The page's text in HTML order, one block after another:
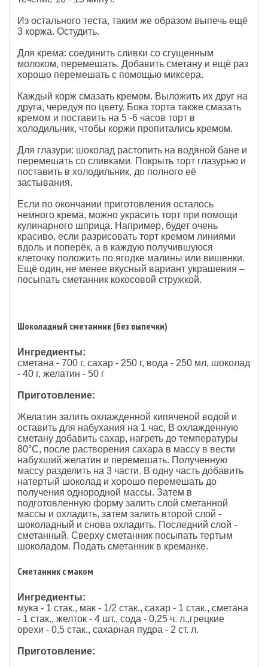
Из остального теста, таким же образом выпечь ещё
3 коржа. Остудить.
Для крема: соединить сливки со сгущенным
молоком, перемешать. Добавить сметану и ещё раз
хорошо перемешать с помощью миксера.
Каждый корж смазать кремом. Выложить их друг на
друга, чередуя по цвету. Бока торта также смазать
кремом и поставить на 5 -6 часов торт в
холодильник, чтобы коржи пропитались кремом.
Для глазури: шоколад растопить на водяной бане и
перемешать со сливками. Покрыть торт глазурью и
поставить в холодильник, до полного её
застывания.
Если по окончании приготовления осталось
немного крема, можно украсить торт при помощи
кулинарного шприца. Например, будет очень
красиво, если разрисовать торт кремом линиями
вдоль и поперёк, а в каждую получившуюся
клеточку положить по ягодке малины или вишенки.
Ещё один, не менее вкусный вариант украшения –
посыпать сметанник кокосовой стружкой.
Шоколадный сметанник (без выпечки)
Ингредиенты:
сметана - 700 г, сахар - 250 г, вода - 250 мл, шоколад
- 40 г, желатин - 50 г
Приготовление:
Желатин залить охлажденной кипяченой водой и
оставить для набухания на 1 час, В охлажденную
сметану добавить сахар, нагреть до температуры
80°С, после растворения сахара в массу в вести
набухший желатин и перемешать. Полученную
массу разделить на 3 части. В одну часть добавить
натертый шоколад и хорошо перемешать до
получения однородной массы. Затем в
подготовленную форму залить слой сметанной
массы и охладить, затем залить второй слой -
шоколадный и снова охладить. Последний слой -
сметанный. Сверху сметанник посыпать тертым
шоколадом. Подать сметанник в креманке.
Сметанник с маком
Ингредиенты:
мука - 1 стак., мак - 1/2 стак., сахар - 1 стак., сметана
- 1 стак., желток - 4 шт., сода - 0,25 ч. л.,грецкие
орехи - 0,5 стак., сахарная пудра - 2 ст. л.
Приготовление: